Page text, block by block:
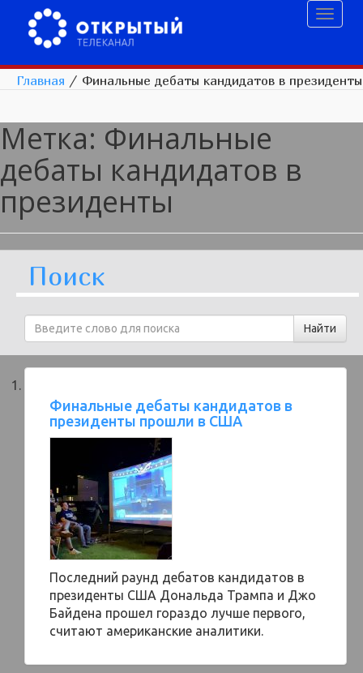
Главная / Финальные дебаты кандидатов в президенты
Метка: Финальные
дебаты кандидатов в
президенты
Поиск
Финальные дебаты кандидатов в
президенты прошли в США
Последний раунд дебатов кандидатов в
президенты США Дональда Трампа и Джо
Байдена прошел гораздо лучше первого,
считают американские аналитики.